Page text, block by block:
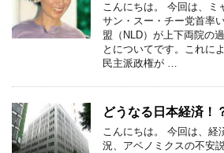
こんにちは。 今回は、ミ
サン・スー・チー党首率
盟（NLD）が上下両院の
とについてです。これに
民主派政権が …
どうなる日本経済
こんにちは。 今回は、経
況、アベノミクスの不安